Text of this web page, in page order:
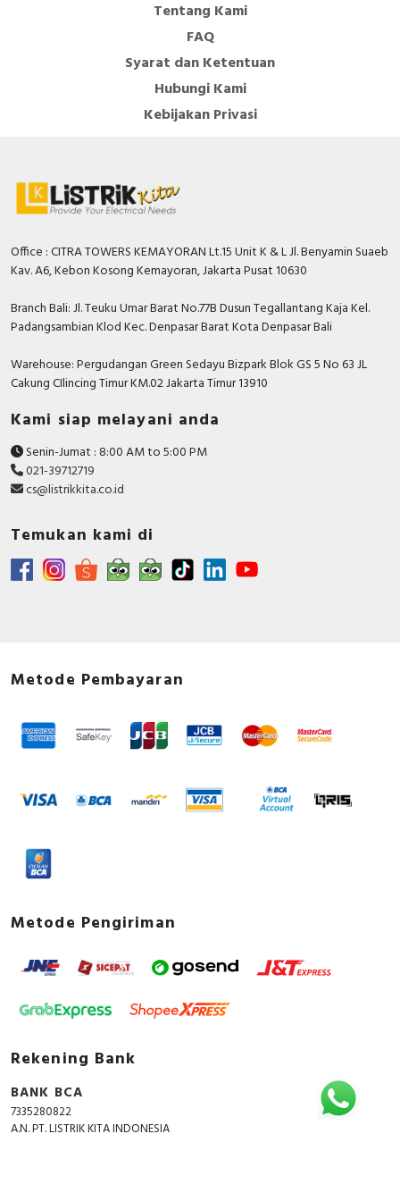
Perangkat pengunci tuas dengan belenggu
Produk ramah lingkungan: dapat didaur ulang,
berdaya rendah, bebas dari bahan berbahaya
seperti CFC dan silikon (ROHS)
Tentang Kami
FAQ
Syarat dan Ketentuan
Hubungi Kami
Kebijakan Privasi
Office : CITRA TOWERS KEMAYORAN Lt.15 Unit K & L Jl. Benyamin Suaeb
Kav. A6, Kebon Kosong Kemayoran, Jakarta Pusat 10630
Branch Bali: Jl. Teuku Umar Barat No.77B Dusun Tegallantang Kaja Kel.
Padangsambian Klod Kec. Denpasar Barat Kota Denpasar Bali
Warehouse: Pergudangan Green Sedayu Bizpark Blok GS 5 No 63 JL
Cakung CIlincing Timur KM.02 Jakarta Timur 13910
Kami siap melayani anda
Senin-Jumat : 8:00 AM to 5:00 PM
021-39712719
cs@listrikkita.co.id
Temukan kami di
Metode Pembayaran
Metode Pengiriman
Rekening Bank
BANK BCA
7335280822
A.N. PT. LISTRIK KITA INDONESIA